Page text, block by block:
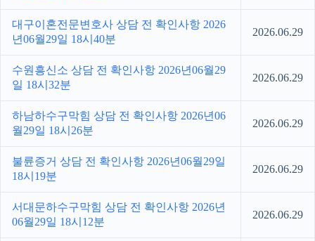
대구이혼전문변호사 상담 전 확인사항 2026
년06월29일 18시40분
2026.06.29
수원흥신소 상담 전 확인사항 2026년06월29
일 18시32분
2026.06.29
하남하수구막힘 상담 전 확인사항 2026년06
월29일 18시26분
2026.06.29
불륜증거 상담 전 확인사항 2026년06월29일
18시19분
2026.06.29
서대문하수구막힘 상담 전 확인사항 2026년
06월29일 18시12분
2026.06.29